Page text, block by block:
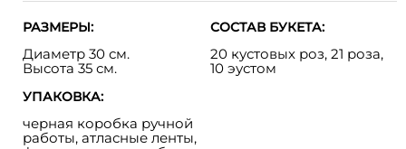
РАЗМЕРЫ:
Диаметр 30 см.
Высота 35 см.
СОСТАВ БУКЕТА:
20 кустовых роз, 21 роза,
10 эустом
УПАКОВКА:
черная коробка ручной
работы, атласные ленты,